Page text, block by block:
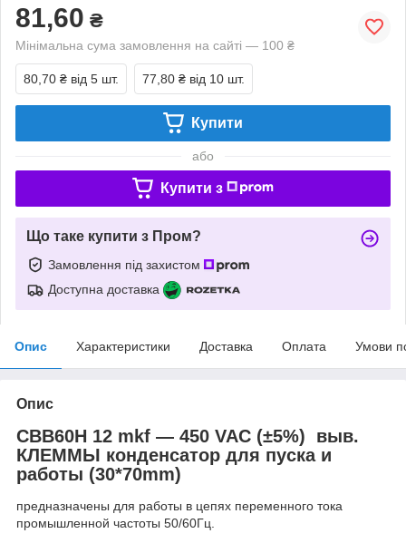
81,60 ₴
Мінімальна сума замовлення на сайті — 100 ₴
80,70 ₴ від 5 шт. 77,80 ₴ від 10 шт.
Купити
або
Купити з
Що таке купити з Пром?
Замовлення під захистом
Доступна доставка
Опис Характеристики Доставка Оплата Умови
Опис
CBB60H 12 mkf ― 450 VAC (±5%) выв.
КЛЕММЫ конденсатор для пуска и
работы (30*70mm)
предназначены для работы в цепях переменного тока
промышленной частоты 50/60Гц.